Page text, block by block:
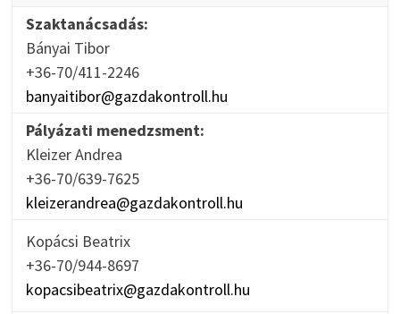
Szaktanácsadás:
Bányai Tibor
+36-70/411-2246
banyaitibor@gazdakontroll.hu
Pályázati menedzsment:
Kleizer Andrea
+36-70/639-7625
kleizerandrea@gazdakontroll.hu
Kopácsi Beatrix
+36-70/944-8697
kopacsibeatrix@gazdakontroll.hu